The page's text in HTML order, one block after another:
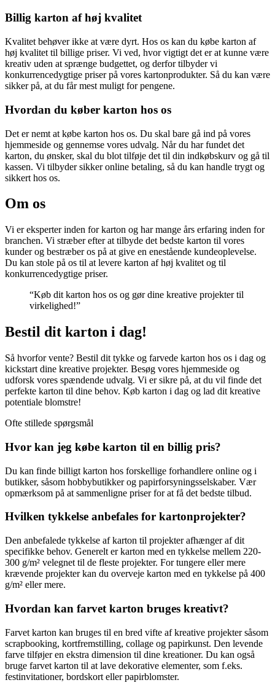
Billig karton af høj kvalitet
Kvalitet behøver ikke at være dyrt. Hos os kan du købe karton af
høj kvalitet til billige priser. Vi ved, hvor vigtigt det er at kunne være
kreativ uden at sprænge budgettet, og derfor tilbyder vi
konkurrencedygtige priser på vores kartonprodukter. Så du kan være
sikker på, at du får mest muligt for pengene.
Hvordan du køber karton hos os
Det er nemt at købe karton hos os. Du skal bare gå ind på vores
hjemmeside og gennemse vores udvalg. Når du har fundet det
karton, du ønsker, skal du blot tilføje det til din indkøbskurv og gå til
kassen. Vi tilbyder sikker online betaling, så du kan handle trygt og
sikkert hos os.
Om os
Vi er eksperter inden for karton og har mange års erfaring inden for
branchen. Vi stræber efter at tilbyde det bedste karton til vores
kunder og bestræber os på at give en enestående kundeoplevelse.
Du kan stole på os til at levere karton af høj kvalitet og til
konkurrencedygtige priser.
“Køb dit karton hos os og gør dine kreative projekter til
virkelighed!”
Bestil dit karton i dag!
Så hvorfor vente? Bestil dit tykke og farvede karton hos os i dag og
kickstart dine kreative projekter. Besøg vores hjemmeside og
udforsk vores spændende udvalg. Vi er sikre på, at du vil finde det
perfekte karton til dine behov. Køb karton i dag og lad dit kreative
potentiale blomstre!
Ofte stillede spørgsmål
Hvor kan jeg købe karton til en billig pris?
Du kan finde billigt karton hos forskellige forhandlere online og i
butikker, såsom hobbybutikker og papirforsyningsselskaber. Vær
opmærksom på at sammenligne priser for at få det bedste tilbud.
Hvilken tykkelse anbefales for kartonprojekter?
Den anbefalede tykkelse af karton til projekter afhænger af dit
specifikke behov. Generelt er karton med en tykkelse mellem 220-
300 g/m² velegnet til de fleste projekter. For tungere eller mere
krævende projekter kan du overveje karton med en tykkelse på 400
g/m² eller mere.
Hvordan kan farvet karton bruges kreativt?
Farvet karton kan bruges til en bred vifte af kreative projekter såsom
scrapbooking, kortfremstilling, collage og papirkunst. Den levende
farve tilføjer en ekstra dimension til dine kreationer. Du kan også
bruge farvet karton til at lave dekorative elementer, som f.eks.
festinvitationer, bordskort eller papirblomster.